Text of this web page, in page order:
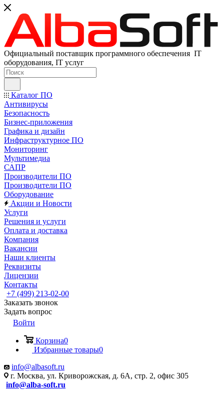
Официальный поставщик программного обеспечения IT
оборудования, IT услуг
Каталог ПО
Антивирусы
Безопасность
Бизнес-приложения
Графика и дизайн
Инфраструктурное ПО
Мониторинг
Мультимедиа
САПР
Производители ПО
Производители ПО
Оборудование
Акции и Новости
Услуги
Решения и услуги
Оплата и доставка
Компания
Вакансии
Наши клиенты
Реквизиты
Лицензии
Контакты
+7 (499) 213-02-00
Заказать звонок
Задать вопрос
Войти
Корзина0
Избранные товары0
info@albasoft.ru
г. Москва, ул. Криворожская, д. 6А, стр. 2, офис 305
info@alba-soft.ru